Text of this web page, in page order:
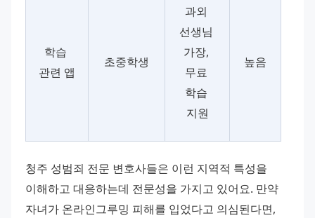
학습
관련 앱
초중학생
과외
선생님
가장,
무료
학습
지원
높음
청주 성범죄 전문 변호사들은 이런 지역적 특성을
이해하고 대응하는데 전문성을 가지고 있어요. 만약
자녀가 온라인그루밍 피해를 입었다고 의심된다면,